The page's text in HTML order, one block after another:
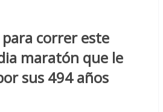
correr este
maratón que le
sus 494 años